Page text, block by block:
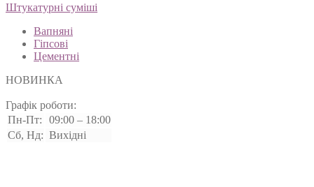
Штукатурні суміші
Вапняні
Гіпсові
Цементні
НОВИНКА
Графік роботи:
Пн-Пт:
09:00 – 18:00
Сб, Нд: Вихідні